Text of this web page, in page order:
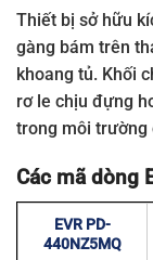
Thiết bị sở hữu
gàng bám trên
khoang tủ. Khối
rơ le chịu đựng
trong môi trường
Các mã dòng
EVR PD-
440NZ5MQ